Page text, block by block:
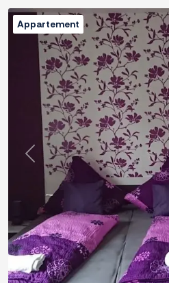
Previous
Appartement